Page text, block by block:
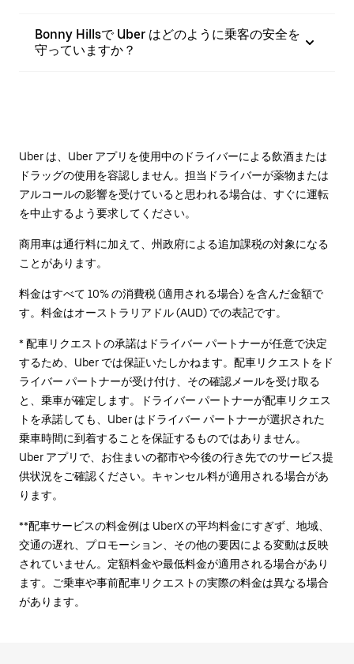
Bonny Hillsで Uber はどのように乗客の安全を
守っていますか？
Uber は、Uber アプリを使用中のドライバーによる飲酒または
ドラッグの使用を容認しません。担当ドライバーが薬物または
アルコールの影響を受けていると思われる場合は、すぐに運転
を中止するよう要求してください。
商用車は通行料に加えて、州政府による追加課税の対象になる
ことがあります。
料金はすべて 10% の消費税 (適用される場合) を含んだ金額で
す。料金はオーストラリアドル (AUD) での表記です。
* 配車リクエストの承諾はドライバー パートナーが任意で決定
するため、Uber では保証いたしかねます。配車リクエストをド
ライバー パートナーが受け付け、その確認メールを受け取る
と、乗車が確定します。ドライバー パートナーが配車リクエス
トを承諾しても、Uber はドライバー パートナーが選択された
乗車時間に到着することを保証するものではありません。
Uber アプリで、お住まいの都市や今後の行き先でのサービス提
供状況をご確認ください。キャンセル料が適用される場合があ
ります。
**配車サービスの料金例は UberX の平均料金にすぎず、地域、
交通の遅れ、プロモーション、その他の要因による変動は反映
されていません。定額料金や最低料金が適用される場合があり
ます。ご乗車や事前配車リクエストの実際の料金は異なる場合
があります。